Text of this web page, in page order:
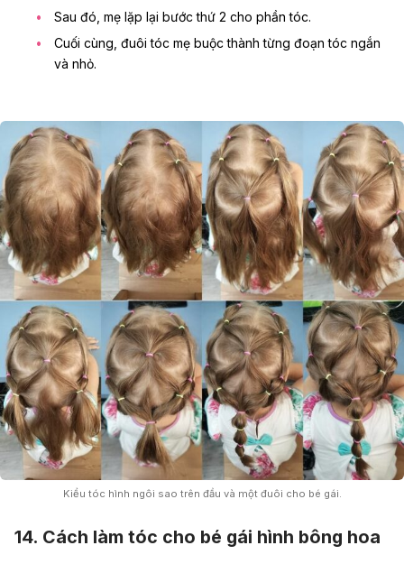
Sau đó, mẹ lặp lại bước thứ 2 cho phần tóc.
Cuối cùng, đuôi tóc mẹ buộc thành từng đoạn tóc ngắn
và nhỏ.
Kiểu tóc hình ngôi sao trên đầu và một đuôi cho bé gái.
14. Cách làm tóc cho bé gái hình bông hoa